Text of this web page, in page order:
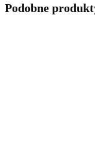
Podobne